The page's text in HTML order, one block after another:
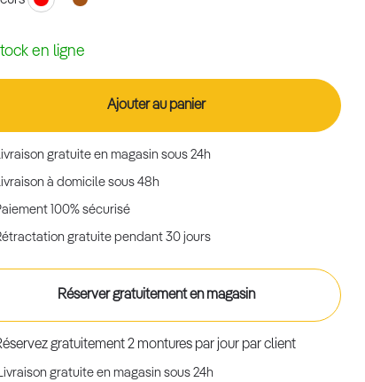
en ligne
Ajouter au panier
gratuite en magasin sous 24h
à domicile sous 48h
100% sécurisé
gratuite pendant 30 jours
Réserver gratuitement en magasin
gratuitement 2 montures par jour par client
gratuite en magasin sous 24h